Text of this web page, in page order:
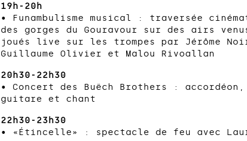
19h-20h
• Funambulisme musical : traversée
des gorges du Gouravour sur des airs
joués live sur les trompes par Jérôme
Guillaume Olivier et Malou Rivoallan
20h30-22h30
• Concert des Buëch Brothers : accordéon,
guitare et chant
22h30-23h30
• «Étincelle» : spectacle de feu avec